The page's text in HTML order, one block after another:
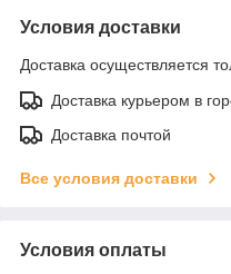
Условия доставки
Доставка осуществляется
Доставка курьером в
Доставка почтой
Все условия доставки
Условия оплаты